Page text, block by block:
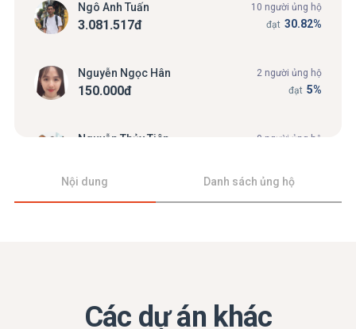
Ngô Anh Tuấn
3.081.517đ
10 người ủng hộ
đạt 30.82%
Nguyễn Ngọc Hân
150.000đ
2 người ủng hộ
đạt 5%
Nguyễn Thủy Tiên
0 người ủng hộ
Trần Chí Hiếu
0 người ủng hộ
Nội dung Danh sách ủng hộ
Các dự án khác